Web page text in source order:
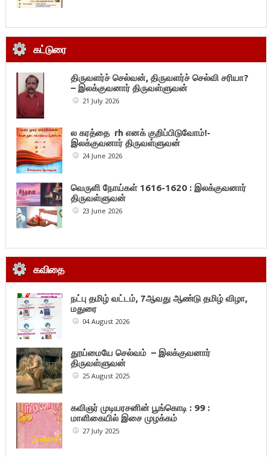
கட்டுரை
திருவளர்ச் செல்வன், திருவளர்ச் செல்வி சரியா?
– இலக்குவனார் திருவள்ளுவன்
21 July 2026
ல கரத்தை rh எனக் குறிப்பிடுவோம்!-
இலக்குவனார் திருவள்ளுவன்
24 June 2026
வெருளி நோய்கள் 1616-1620 : இலக்குவனார்
திருவள்ளுவன்
23 June 2026
கவிதை
நட்பு தமிழ் வட்டம், 7ஆவது ஆண்டு தமிழ் விழா,
மதுரை
04 August 2026
தூய்மையே செல்வம் – இலக்குவனார்
திருவள்ளுவன்
25 August 2025
கவிஞர் முடியரசனின் பூங்கொடி : 99 :
மாளிகையில் இசை முழக்கம்
27 July 2025